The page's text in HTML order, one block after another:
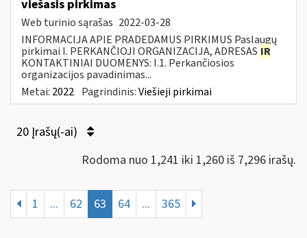
viešasis pirkimas
Web turinio sąrašas 2022-03-28
INFORMACIJA APIE PRADEDAMUS PIRKIMUS Paslaugų
pirkimai I. PERKANČIOJI ORGANIZACIJA, ADRESAS IR
KONTAKTINIAI DUOMENYS: I.1. Perkančiosios
organizacijos pavadinimas...
Metai: 2022 Pagrindinis:Viešieji pirkimai
20 Įrašų(-ai)
Rodoma nuo 1,241 iki 1,260 iš 7,296 irašų.
1 ... 62 63 64 ... 365